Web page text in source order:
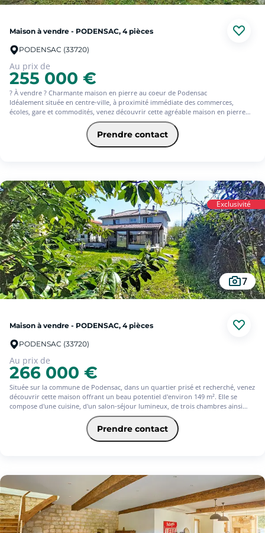
Maison à vendre - PODENSAC, 4 pièces
PODENSAC (33720)
Au prix de
255 000 €
? À vendre ? Charmante maison en pierre au coeur de Podensac
Idéalement située en centre-ville, à proximité immédiate des commerces,
écoles, gare et commodités, venez découvrir cette agréable maison en pierre
pleine de charme et en bon état général. Elle se compose d'une entrée, d'une
cuisine, d'un salon séjour lumineux, d'un bureau idéal pour le télétravail, d'une
buanderie, d'une salle d'eau, à l'étage 3 chambres d'une salle de bains ainsi que
Une maison fonctionnelle et chaleureuse, alliant le cachet de l'ancien et le
confort du quotidien.
? Emplacement recherché ? À visiter sans tarder !
Prendre contact
Exclusivité
7
Maison à vendre - PODENSAC, 4 pièces
PODENSAC (33720)
Au prix de
266 000 €
Située sur la commune de Podensac, dans un quartier prisé et recherché, venez
découvrir cette maison offrant un beau potentiel d'environ 149 m². Elle se
compose d'une cuisine, d'un salon-séjour lumineux, de trois chambres ainsi
que d'un bureau idéal pour le télétravail ou une chambre d'appoint. Une salle
d'eau complète l'espace intérieur.
Vous apprécierez également ses atouts supplémentaires : une cuisine d'été et
une grande véranda, parfaites pour profiter des beaux jours en toute saison.
mettre à votre goût et révéler tout son potentiel.
Une opportunité à ne pas manquer !
Prendre contact